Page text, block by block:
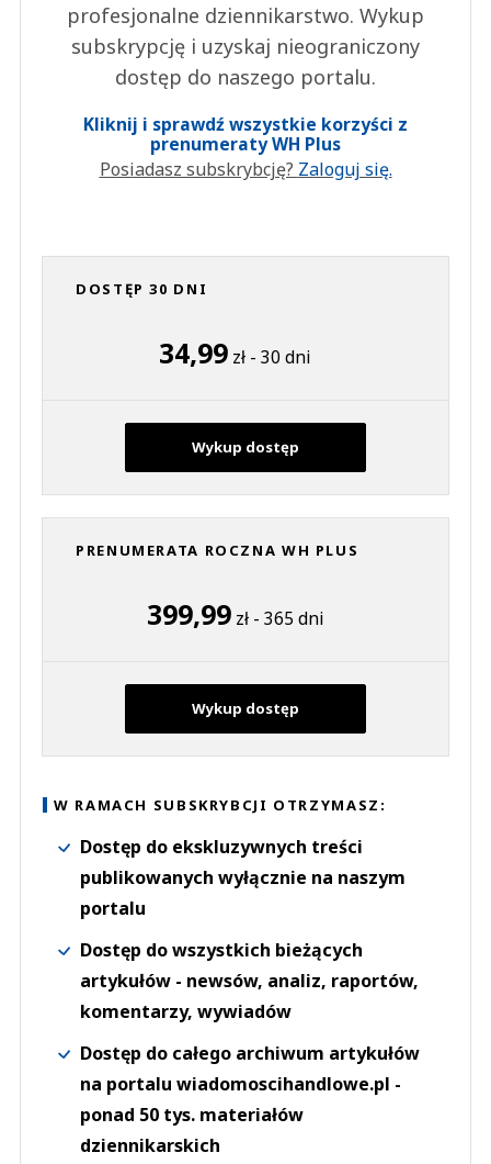
profesjonalne dziennikarstwo. Wykup
subskrypcję i uzyskaj nieograniczony
dostęp do naszego portalu.
Kliknij i sprawdź wszystkie korzyści z
prenumeraty WH Plus
Posiadasz subskrybcję? Zaloguj się.
DOSTĘP 30 DNI
34,99 zł - 30 dni
Wykup dostęp
PRENUMERATA ROCZNA WH PLUS
399,99zł - 365 dni
Wykup dostęp
W RAMACH SUBSKRYBCJI OTRZYMASZ:
Dostęp do ekskluzywnych treści
publikowanych wyłącznie na naszym
portalu
Dostęp do wszystkich bieżących
artykułów - newsów, analiz, raportów,
komentarzy, wywiadów
Dostęp do całego archiwum artykułów
na portalu wiadomoscihandlowe.pl -
ponad 50 tys. materiałów
dziennikarskich